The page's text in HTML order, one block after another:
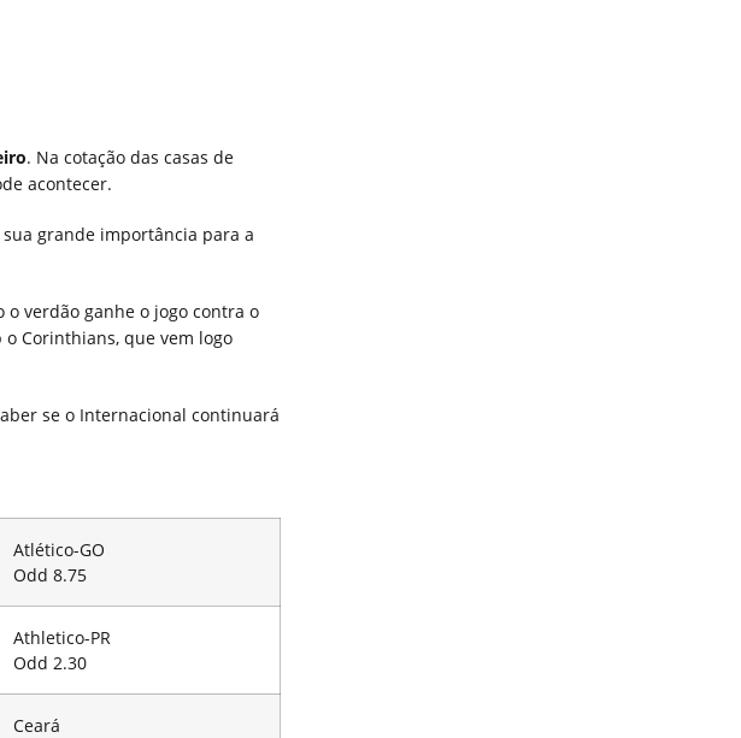
. Na cotação das casas de
acontecer.
grande importância para a
o verdão ganhe o jogo contra o
o Corinthians, que vem logo
se o Internacional continuará
Atlético-GO
Odd 8.75
Athletico-PR
Odd 2.30
Ceará